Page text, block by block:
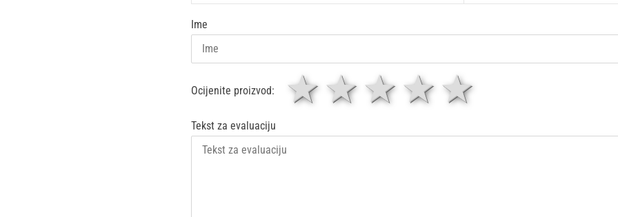
Ime
Ocijenite proizvod: 4 zvjezdice
3 zvjezdice
zvjezdice
1 zvjezdica
Tekst za evaluaciju